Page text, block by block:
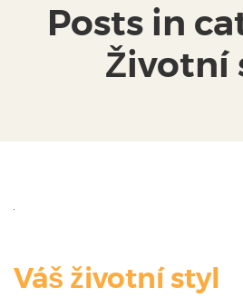
Posts in
Životní
Váš životní styl